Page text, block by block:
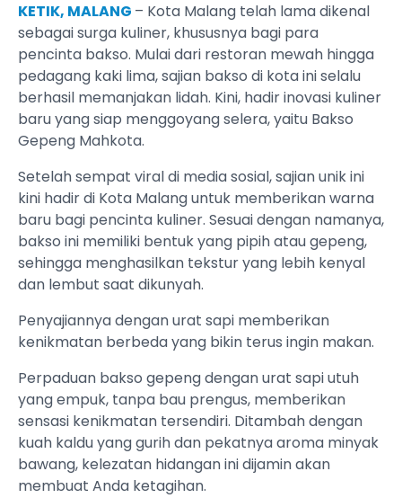
KETIK, MALANG – Kota Malang telah lama dikenal
sebagai surga kuliner, khususnya bagi para
pencinta bakso. Mulai dari restoran mewah hingga
pedagang kaki lima, sajian bakso di kota ini selalu
berhasil memanjakan lidah. Kini, hadir inovasi kuliner
baru yang siap menggoyang selera, yaitu Bakso
Gepeng Mahkota.
Setelah sempat viral di media sosial, sajian unik ini
kini hadir di Kota Malang untuk memberikan warna
baru bagi pencinta kuliner. Sesuai dengan namanya,
bakso ini memiliki bentuk yang pipih atau gepeng,
sehingga menghasilkan tekstur yang lebih kenyal
dan lembut saat dikunyah.
Penyajiannya dengan urat sapi memberikan
kenikmatan berbeda yang bikin terus ingin makan.
Perpaduan bakso gepeng dengan urat sapi utuh
yang empuk, tanpa bau prengus, memberikan
sensasi kenikmatan tersendiri. Ditambah dengan
kuah kaldu yang gurih dan pekatnya aroma minyak
bawang, kelezatan hidangan ini dijamin akan
membuat Anda ketagihan.